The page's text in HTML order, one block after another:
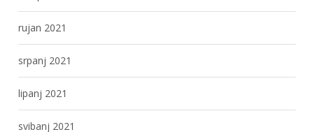
rujan 2021
srpanj 2021
lipanj 2021
svibanj 2021